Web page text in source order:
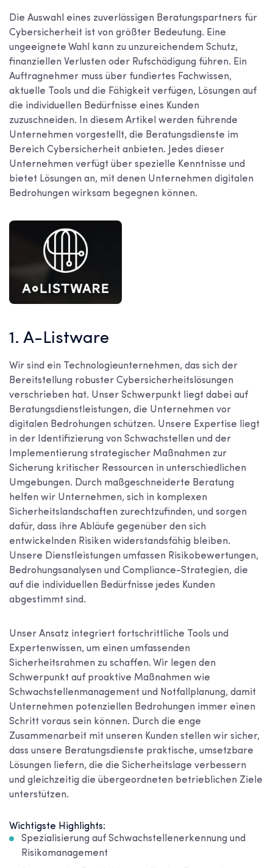
Die Auswahl eines zuverlässigen Beratungspartners für
Cybersicherheit ist von größter Bedeutung. Eine
ungeeignete Wahl kann zu unzureichendem Schutz,
finanziellen Verlusten oder Rufschädigung führen. Ein
Auftragnehmer muss über fundiertes Fachwissen,
aktuelle Tools und die Fähigkeit verfügen, Lösungen auf
die individuellen Bedürfnisse eines Kunden
zuzuschneiden. In diesem Artikel werden führende
Unternehmen vorgestellt, die Beratungsdienste im
Bereich Cybersicherheit anbieten. Jedes dieser
Unternehmen verfügt über spezielle Kenntnisse und
bietet Lösungen an, mit denen Unternehmen digitalen
Bedrohungen wirksam begegnen können.
1. A-Listware
Wir sind ein Technologieunternehmen, das sich der
Bereitstellung robuster Cybersicherheitslösungen
verschrieben hat. Unser Schwerpunkt liegt dabei auf
Beratungsdienstleistungen, die Unternehmen vor
digitalen Bedrohungen schützen. Unsere Expertise liegt
in der Identifizierung von Schwachstellen und der
Implementierung strategischer Maßnahmen zur
Sicherung kritischer Ressourcen in unterschiedlichen
Umgebungen. Durch maßgeschneiderte Beratung
helfen wir Unternehmen, sich in komplexen
Sicherheitslandschaften zurechtzufinden, und sorgen
dafür, dass ihre Abläufe gegenüber den sich
entwickelnden Risiken widerstandsfähig bleiben.
Unsere Dienstleistungen umfassen Risikobewertungen,
Bedrohungsanalysen und Compliance-Strategien, die
auf die individuellen Bedürfnisse jedes Kunden
abgestimmt sind.
Unser Ansatz integriert fortschrittliche Tools und
Expertenwissen, um einen umfassenden
Sicherheitsrahmen zu schaffen. Wir legen den
Schwerpunkt auf proaktive Maßnahmen wie
Schwachstellenmanagement und Notfallplanung, damit
Unternehmen potenziellen Bedrohungen immer einen
Schritt voraus sein können. Durch die enge
Zusammenarbeit mit unseren Kunden stellen wir sicher,
dass unsere Beratungsdienste praktische, umsetzbare
Lösungen liefern, die die Sicherheitslage verbessern
und gleichzeitig die übergeordneten betrieblichen Ziele
unterstützen.
Wichtigste Highlights:
Spezialisierung auf Schwachstellenerkennung und
Risikomanagement